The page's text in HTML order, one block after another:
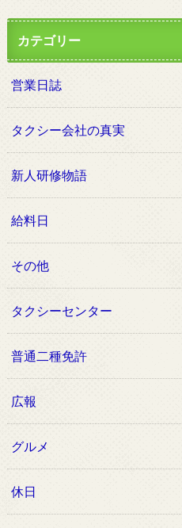
カテゴリー
営業日誌
タクシー会社の真実
新人研修物語
給料日
その他
タクシーセンター
普通二種免許
広報
グルメ
休日